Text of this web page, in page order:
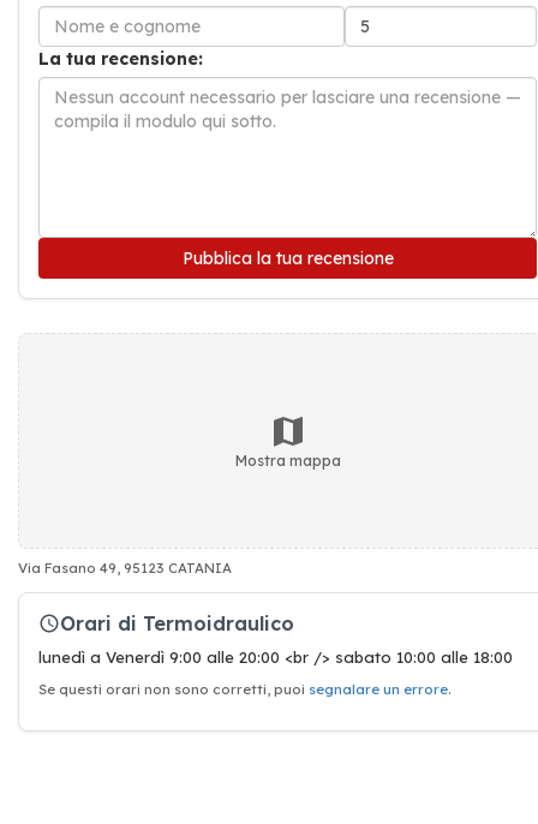
La tua recensione:
Pubblica la tua recensione
Mostra mappa
Via Fasano 49, 95123 CATANIA
Orari di Termoidraulico
lunedì a Venerdì 9:00 alle 20:00 <br /> sabato 10:00 alle 18:00
Se questi orari non sono corretti, puoi segnalare un errore.